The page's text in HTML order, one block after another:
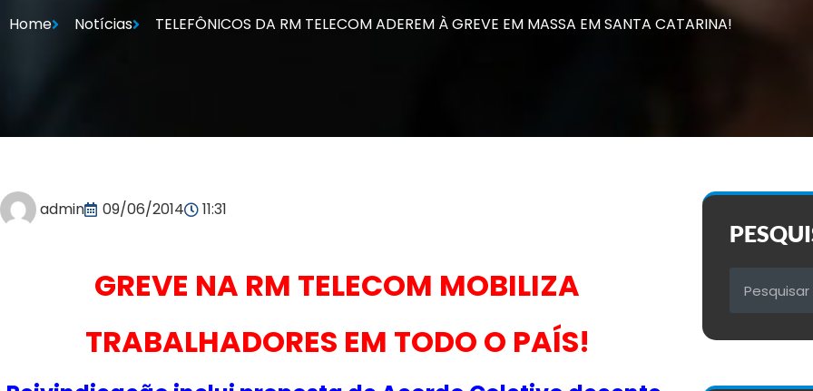
Home Notícias TELEFÔNICOS DA RM TELECOM ADEREM À GREVE EM MASSA EM SANTA CATARINA!
admin 09/06/2014 11:31
GREVE NA RM TELECOM MOBILIZA
TRABALHADORES EM TODO O PAÍS!